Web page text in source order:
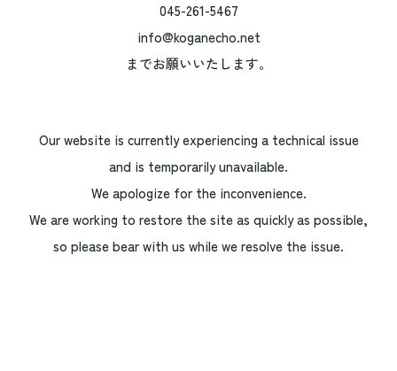
045-261-5467
info@koganecho.net
までお願いいたします。
Our website is currently experiencing a technical issue
and is temporarily unavailable.
We apologize for the inconvenience.
We are working to restore the site as quickly as possible,
so please bear with us while we resolve the issue.